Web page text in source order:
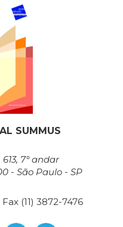
SUMMUS
7° andar
- São Paulo - SP
(11) 3872-7476